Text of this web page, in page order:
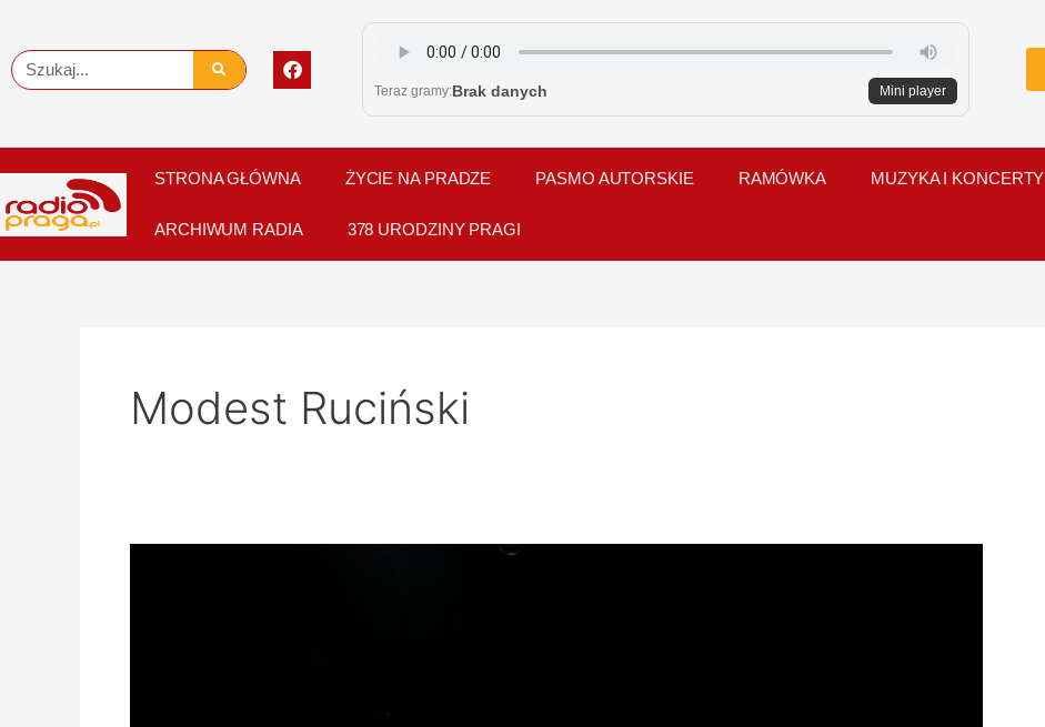
content
Szukaj
F
a
c
o
o
k
Teraz gramy:Brak danych Mini player
STRONA GŁÓWNA ŻYCIE NA PRADZE PASMO AUTORSKIE RAMÓWKA MUZYKA I KONCERTY
ARCHIWUM RADIA 378 URODZINY PRAGI
Modest Ruciński